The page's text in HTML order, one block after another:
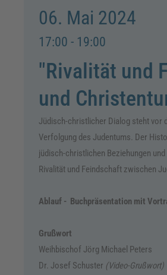
06. Mai 2024
17:00 - 19:00
"Rivalität und
und
Jüdisch-christlicher Dialog steht vor
Verfolgung des Judentums. Der
jüdisch-christlichen Beziehungen
Rivalität und Feindschaft zwischen
Ablauf - Buchpräsentation mit
Grußwort
Weihbischof Jörg Michael Peters
Dr. Josef Schuster (Video-Grußwort)